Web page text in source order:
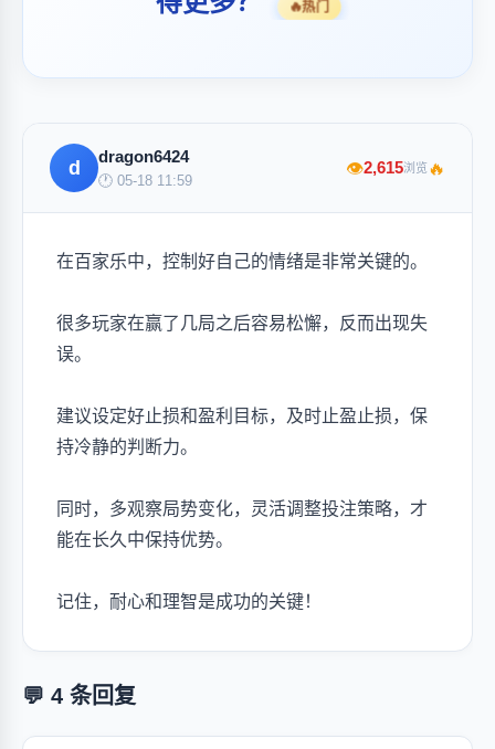
🔥热门
d
dragon6424
🕐 05-18 11:59
👁2,615浏览🔥
在百家乐中，控制好自己的情绪是非常关键的。
很多玩家在赢了几局之后容易松懈，反而出现失
误。
建议设定好止损和盈利目标，及时止盈止损，保
持冷静的判断力。
同时，多观察局势变化，灵活调整投注策略，才
能在长久中保持优势。
记住，耐心和理智是成功的关键！
💬 4 条回复